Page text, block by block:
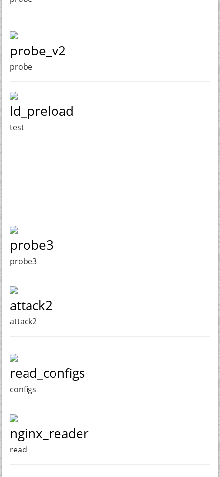
probe_v2
probe
ld_preload
test
probe3
probe3
attack2
attack2
read_configs
configs
nginx_reader
read